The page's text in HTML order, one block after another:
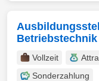
Vollzeit
Sonderzahlung